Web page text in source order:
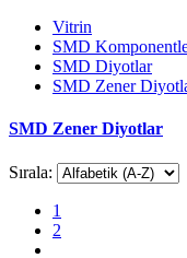
Vitrin
SMD
SMD Diyotlar
SMD Zener
SMD Zener Diyotlar
Sırala:
1
2